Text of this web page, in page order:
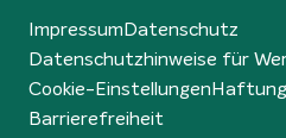
ImpressumDatenschutz
Datenschutzhinweise für
Cookie-Einstellungen
Barrierefreiheit